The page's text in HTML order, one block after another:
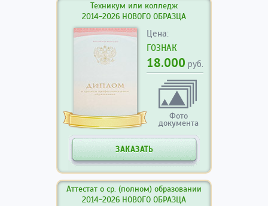
Техникум или колледж
2014-2026 НОВОГО ОБРАЗЦА
Цена:
ГОЗНАК
18.000 руб.
Фото
документа
ЗАКАЗАТЬ
Аттестат о ср. (полном) образовании
2014-2026 НОВОГО ОБРАЗЦА